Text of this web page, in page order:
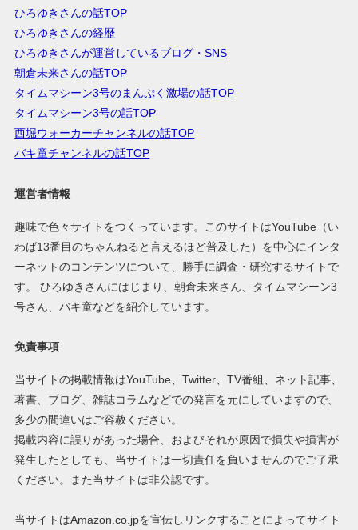
ひろゆきさんの話TOP
ひろゆきさんの経歴
ひろゆきさんが運営しているブログ・SNS
朝倉未来さんの話TOP
タイムマシーン3号のまんぷく激場の話TOP
タイムマシーン3号の話TOP
西堀ウォーカーチャンネルの話TOP
バキ童チャンネルの話TOP
運営者情報
趣味で色々サイトをつくっています。このサイトはYouTube（い
わば13番目のちゃんねると言えるほど普及した）を中心にインタ
ーネットのコンテンツについて、勝手に調査・研究するサイトで
す。 ひろゆきさんにはじまり、朝倉未来さん、タイムマシーン3
号さん、バキ童などを紹介しています。
免責事項
当サイトの掲載情報はYouTube、Twitter、TV番組、ネット記事、
著書、ブログ、雑誌コラムなどでの発言を元にしていますので、
多少の間違いはご容赦ください。
掲載内容に誤りがあった場合、およびそれが原因で損失や損害が
発生したとしても、当サイトは一切責任を負いませんのでご了承
ください。また当サイトは非公認です。
当サイトはAmazon.co.jpを宣伝しリンクすることによってサイト